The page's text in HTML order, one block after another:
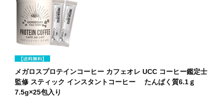
メガロスプロテインコーヒー カフェオレ UCC コーヒー鑑定士
監修 スティック インスタントコーヒー たんぱく質6.1ｇ
7.5g×25包入り